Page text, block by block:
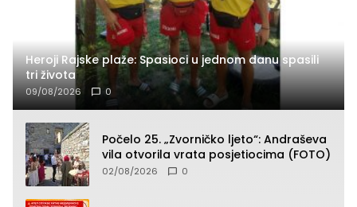
Heroji Rajske plaže: Spasioci u jednom danu spasili
tri života
09/08/2026 0
Počelo 25. „Zvorničko ljeto“: Andraševa
vila otvorila vrata posjetiocima (FOTO)
02/08/2026 0